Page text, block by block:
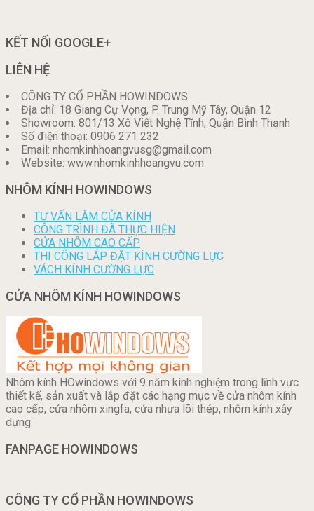
KẾT NỐI GOOGLE+
LIÊN HỆ
CÔNG TY CỔ PHẦN HOWINDOWS
Địa chỉ: 18 Giang Cự Vọng, P. Trung Mỹ Tây, Quận 12
Showroom: 801/13 Xô Viết Nghệ Tĩnh, Quận Bình Thạnh
Số điện thoại: 0906 271 232
Email: nhomkinhhoangvusg@gmail.com
Website: www.nhomkinhhoangvu.com
NHÔM KÍNH HOWINDOWS
TƯ VẤN LÀM CỬA KÍNH
CÔNG TRÌNH ĐÃ THỰC HIỆN
CỬA NHÔM CAO CẤP
THI CÔNG LẮP ĐẶT KÍNH CƯỜNG LỰC
VÁCH KÍNH CƯỜNG LỰC
CỬA NHÔM KÍNH HOWINDOWS
Nhôm kính HOwindows với 9 năm kinh nghiệm trong lĩnh vực
thiết kế, sản xuất và lắp đặt các hạng mục về cửa nhôm kính
cao cấp, cửa nhôm xingfa, cửa nhựa lõi thép, nhôm kính xây
dựng.
FANPAGE HOWINDOWS
CÔNG TY CỔ PHẦN HOWINDOWS